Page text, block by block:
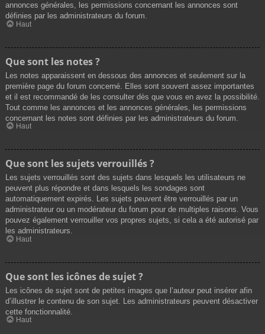
annonces générales, les permissions concernant les annonces sont
définies par les administrateurs du forum.
Haut
Que sont les notes ?
Les notes apparaissent en dessous des annonces et seulement sur la
première page du forum concerné. Elles sont souvent assez importantes
et il est recommandé de les consulter dès que vous en avez la possibilité.
Tout comme les annonces et les annonces générales, les permissions
concernant les notes sont définies par les administrateurs du forum.
Haut
Que sont les sujets verrouillés ?
Les sujets verrouillés sont des sujets dans lesquels les utilisateurs ne
peuvent plus répondre et dans lesquels les sondages sont
automatiquement expirés. Les sujets peuvent être verrouillés par un
administrateur ou un modérateur du forum pour de multiples raisons. Vous
pouvez également verrouiller vos propres sujets, si cela a été autorisé par
les administrateurs.
Haut
Que sont les icônes de sujet ?
Les icônes de sujet sont de petites images que l’auteur peut insérer afin
d’illustrer le contenu de son sujet. Les administrateurs peuvent désactiver
cette fonctionnalité.
Haut